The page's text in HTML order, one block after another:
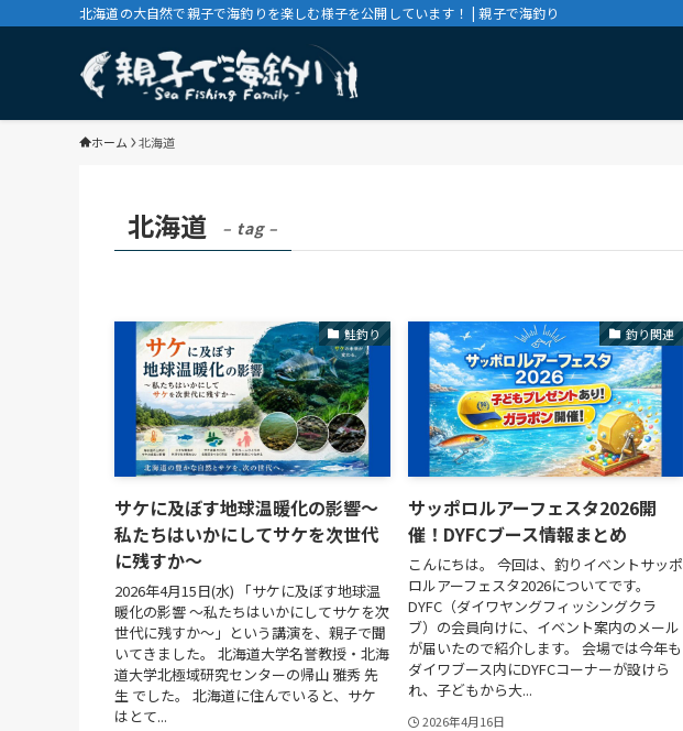
北海道の大自然で親子で海釣りを楽しむ様子を公開しています！ | 親子で海釣り
ホーム 北海道
北海道 – tag –
鮭釣り
サケに及ぼす地球温暖化の影響～
私たちはいかにしてサケを次世代
に残すか～
2026年4月15日(水) 「サケに及ぼす地球温
暖化の影響 ～私たちはいかにしてサケを次
世代に残すか～」という講演を、親子で聞
いてきました。 北海道大学名誉教授・北海
道大学北極域研究センターの帰山 雅秀 先
生 でした。 北海道に住んでいると、サケ
はとて...
釣り関連
サッポロルアーフェスタ2026開
催！DYFCブース情報まとめ
こんにちは。 今回は、釣りイベントサッポ
ロルアーフェスタ2026についてです。
DYFC（ダイワヤングフィッシングクラ
ブ）の会員向けに、イベント案内のメール
が届いたので紹介します。 会場では今年も
ダイワブース内にDYFCコーナーが設けら
れ、子どもから大...
2026年4月16日